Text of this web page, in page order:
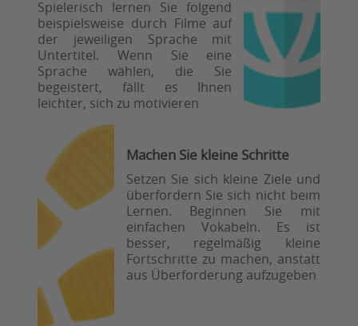
können Sie die
Vokabeln beim
Aufschreiben laut
aussprechen.
Durch das Verbinden
der Wörter mit
Gehirn, die das
Erinnern erleichtert.
Mit ein wenig Übung
werden Sie schnell
Fortschritte machen
und sich neue Wörter
leichter merken
können.
Spielerisch lernen Sie folgend
beispielsweise durch Filme auf
der jeweiligen Sprache mit
Untertitel. Wenn Sie eine
Sprache wählen, die Sie
begeistert, fällt es Ihnen
leichter, sich zu motivieren
Machen Sie kleine Schritte
Setzen Sie sich kleine Ziele und
überfordern Sie sich nicht beim
Lernen. Beginnen Sie mit
einfachen Vokabeln. Es ist
besser, regelmäßig kleine
Fortschritte zu machen, anstatt
aus Überforderung aufzugeben